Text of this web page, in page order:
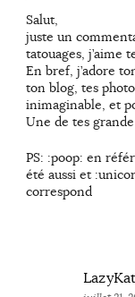
Salut,
juste un
tatouages, j’aime
En bref, j’adore
ton blog, tes
inimaginable, et
Une de tes
PS: :poop: en
été aussi et
correspond
LazyKat